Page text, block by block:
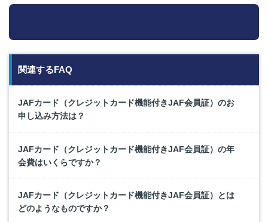
関連するFAQ
JAFカード（クレジットカード機能付きJAF会員証）のお
申し込み方法は？
JAFカード（クレジットカード機能付きJAF会員証）の年
会費はいくらですか？
JAFカード（クレジットカード機能付きJAF会員証）とは
どのようなものですか？